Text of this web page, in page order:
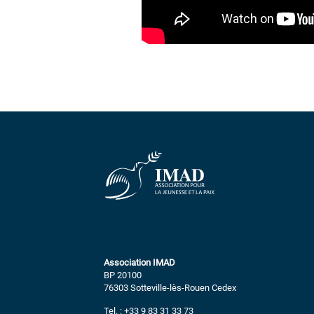
Association IMAD
BP 20100
76303 Sotteville-lès-Rouen Cedex
Tel. : +33 9 83 31 33 73